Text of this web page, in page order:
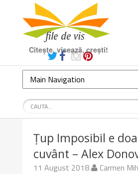
Citește, visează, crești!
Țup Imposibil e
cuvânt – Alex
11 August 2018 Carmen